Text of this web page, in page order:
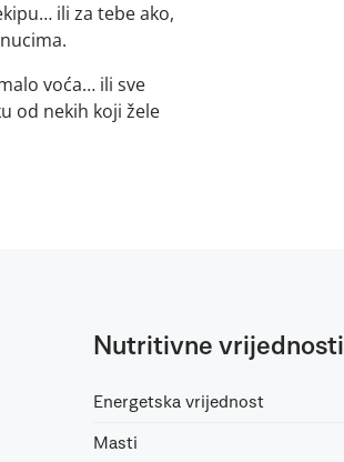
ili za tebe ako,
voća… ili sve
od nekih koji žele
Nutritivne vrijednosti
Energetska vrijednost
Masti